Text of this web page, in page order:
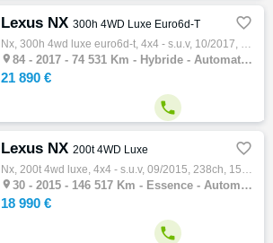
Lexus NX 300h 4WD Luxe Euro6d-T 
Nx, 300h 4wd luxe euro6d-t, 4x4 - s.u.v, 10/2017, 155ch, 8cv, 74531 km, 5 portes, 5 places, Clim. auto, Hybride, Boite de vitesse automatiq…
 84 - 2017 - 74 531 Km - Hybride - Automatique - 4x4 - S.U.V
21 890 €

Lexus NX 200t 4WD Luxe 
Nx, 200t 4wd luxe, 4x4 - s.u.v, 09/2015, 238ch, 15cv, 146517 km, 5 portes, 5 places, Clim. auto, Essence, Boite de vitesse automatique, Gps…
 30 - 2015 - 146 517 Km - Essence - Automatique - 4x4 - S.U.V
18 990 €
